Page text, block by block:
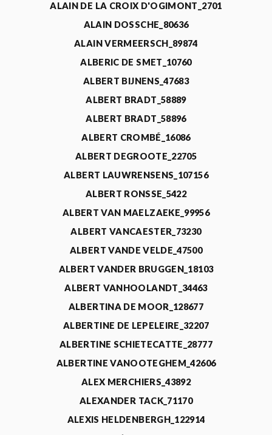
ALAIN DE LA CROIX D'OGIMONT_2701
ALAIN DOSSCHE_80636
ALAIN VERMEERSCH_89874
ALBERIC DE SMET_10760
ALBERT BIJNENS_47683
ALBERT BRADT_58889
ALBERT BRADT_58896
ALBERT CROMBÉ_16086
ALBERT DEGROOTE_22705
ALBERT LAUWRENSENS_107156
ALBERT RONSSE_5422
ALBERT VAN MAELZAEKE_99956
ALBERT VANCAESTER_73230
ALBERT VANDE VELDE_47500
ALBERT VANDER BRUGGEN_18103
ALBERT VANHOOLANDT_34463
ALBERTINA DE MOOR_128677
ALBERTINE DE LEPELEIRE_32207
ALBERTINE SCHIETECATTE_28777
ALBERTINE VANOOTEGHEM_42606
ALEX MERCHIERS_43892
ALEXANDER TACK_71170
ALEXIS HELDENBERGH_122914